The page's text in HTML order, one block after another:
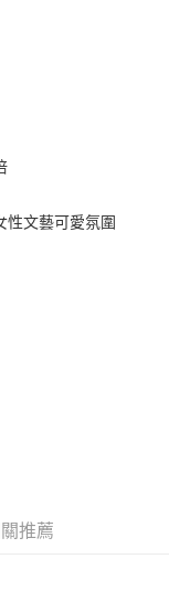
用無須另外申請。
日，確認付款後即完
認頁面所載為準。
過，訂單將自動取
結算日後寄送繳費提
大直營門市／銀行轉
本公司）所提供，讓
店將買賣／分期付款
帳款。
蒐集、處理及利用，
及更正。
式。 讓您購物簡單
「AFTEE先享後付」
，可透過四大超商／
成。
要取消訂單，請聯絡
，需透過AFTEE先享
顯示為準，若有關於
繫「AFTEE先享後付
support/home
相關給付款項請求債
性文藝可愛氛圍
推薦